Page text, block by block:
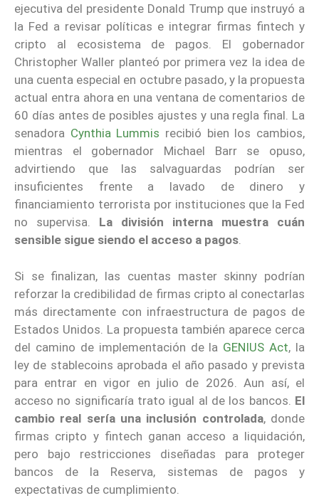
ejecutiva del presidente Donald Trump que instruyó a
la Fed a revisar políticas e integrar firmas fintech y
cripto al ecosistema de pagos. El gobernador
Christopher Waller planteó por primera vez la idea de
una cuenta especial en octubre pasado, y la propuesta
actual entra ahora en una ventana de comentarios de
60 días antes de posibles ajustes y una regla final. La
senadora Cynthia Lummis recibió bien los cambios,
mientras el gobernador Michael Barr se opuso,
advirtiendo que las salvaguardas podrían ser
insuficientes frente a lavado de dinero y
financiamiento terrorista por instituciones que la Fed
no supervisa. La división interna muestra cuán
sensible sigue siendo el acceso a pagos.
Si se finalizan, las cuentas master skinny podrían
reforzar la credibilidad de firmas cripto al conectarlas
más directamente con infraestructura de pagos de
Estados Unidos. La propuesta también aparece cerca
del camino de implementación de la GENIUS Act, la
ley de stablecoins aprobada el año pasado y prevista
para entrar en vigor en julio de 2026. Aun así, el
acceso no significaría trato igual al de los bancos. El
cambio real sería una inclusión controlada, donde
firmas cripto y fintech ganan acceso a liquidación,
pero bajo restricciones diseñadas para proteger
bancos de la Reserva, sistemas de pagos y
expectativas de cumplimiento.